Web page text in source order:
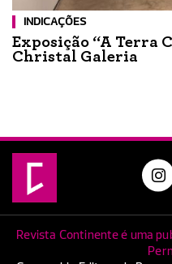
INDICAÇÕES
Exposição “A Terra
Christal Galeria
Revista Continente é uma